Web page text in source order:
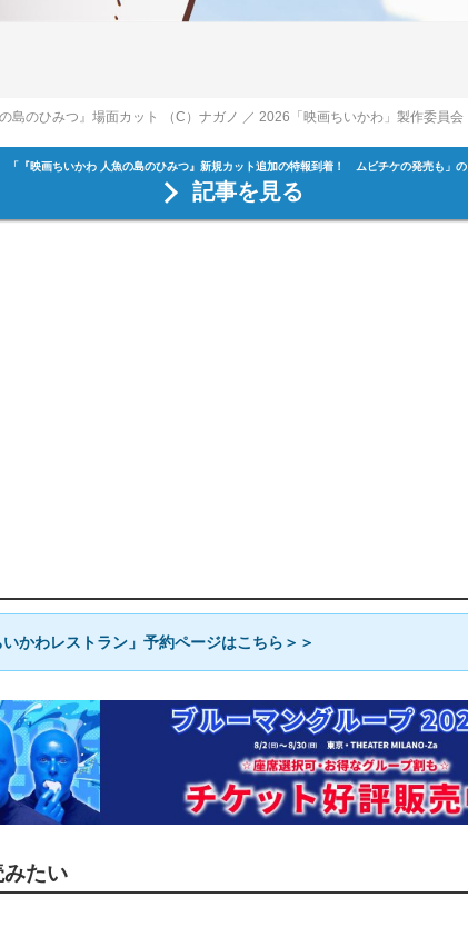
の島のひみつ』場面カット （C）ナガノ ／ 2026「映画ちいかわ」製作委員会
「『映画ちいかわ 人魚の島のひみつ』新規カット追加の特報到着！ ムビチケの発売も」の
記事を見る
いかわレストラン」予約ページはこちら＞＞
たい